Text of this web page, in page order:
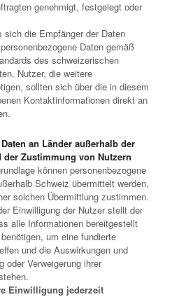
genehmigt, festgelegt oder
sich die Empfänger der Daten
Daten gemäß
des schweizerischen
Nutzer, die weitere
sollten sich über die in diesem
Kontaktinformationen direkt an
an Länder außerhalb der
der Zustimmung von Nutzern
können personenbezogene
Schweiz übermittelt werden,
solchen Übermittlung zustimmen.
Einwilligung der Nutzer stellt der
alle Informationen bereitgestellt
um eine fundierte
und die Auswirkungen und
oder Verweigerung ihrer
Einwilligung jederzeit